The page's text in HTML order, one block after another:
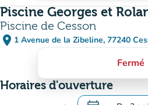
Piscine Georges et
Piscine de Cesson
place 1 Avenue de la Zibeline, 77240
(ouvrir dans
(nouvel
Fermé
Horaires d'ouverture